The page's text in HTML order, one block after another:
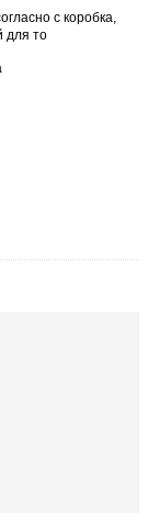
с коробка,
для то